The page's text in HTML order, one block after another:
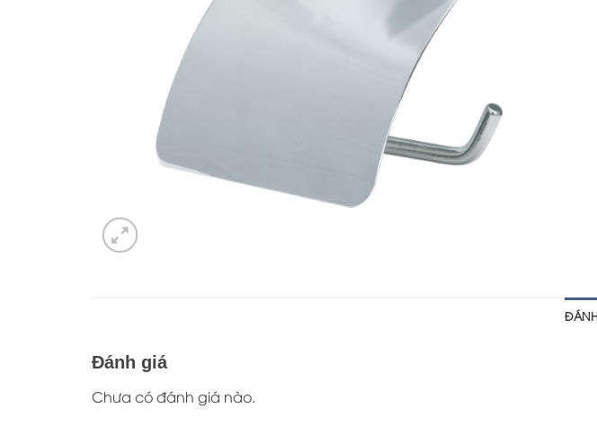
Đánh giá
Chưa có đánh giá nào.